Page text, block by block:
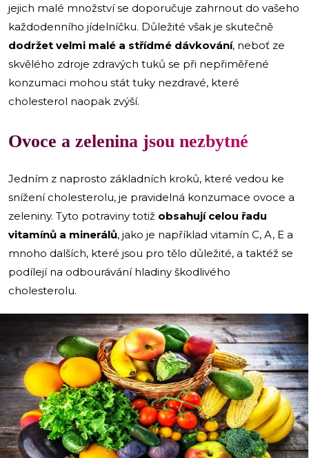
jejich malé množství se doporučuje zahrnout do vašeho
každodenního jídelníčku. Důležité však je skutečně
dodržet velmi malé a střídmé dávkování, neboť ze
skvělého zdroje zdravých tuků se při nepřiměřené
konzumaci mohou stát tuky nezdravé, které
cholesterol naopak zvýší.
Ovoce a zelenina jsou nezbytné
Jedním z naprosto základních kroků, které vedou ke
snížení cholesterolu, je pravidelná konzumace ovoce a
zeleniny. Tyto potraviny totiž obsahují celou řadu
vitamínů a minerálů, jako je například vitamín C, A, E a
mnoho dalších, které jsou pro tělo důležité, a taktéž se
podílejí na odbourávání hladiny škodlivého
cholesterolu.